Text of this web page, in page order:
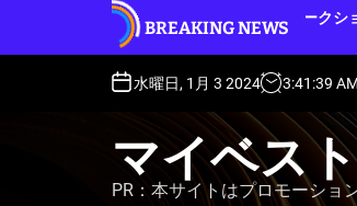
i
BREAKING NEWS
ルルシアをオークションで購入しては
水曜日, 1月 3 2024 3:41 :40 AM
マイベス
PR：本サイトはプロモーショ